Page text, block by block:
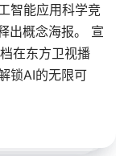
智能应用科学竞
出概念海报。 宣
在东方卫视播
锁AI的无限可